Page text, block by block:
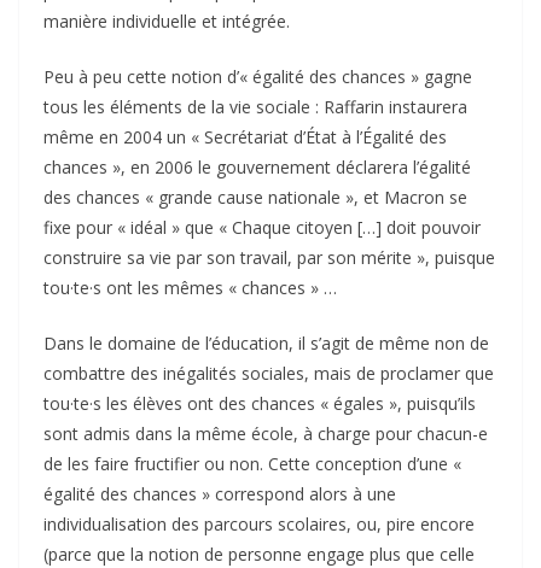
manière individuelle et intégrée.
Peu à peu cette notion d’« égalité des chances » gagne
tous les éléments de la vie sociale : Raffarin instaurera
même en 2004 un « Secrétariat d’État à l’Égalité des
chances », en 2006 le gouvernement déclarera l’égalité
des chances « grande cause nationale », et Macron se
fixe pour « idéal » que « Chaque citoyen […] doit pouvoir
construire sa vie par son travail, par son mérite », puisque
tou·te·s ont les mêmes « chances » …
Dans le domaine de l’éducation, il s’agit de même non de
combattre des inégalités sociales, mais de proclamer que
tou·te·s les élèves ont des chances « égales », puisqu’ils
sont admis dans la même école, à charge pour chacun-e
de les faire fructifier ou non. Cette conception d’une «
égalité des chances » correspond alors à une
individualisation des parcours scolaires, ou, pire encore
(parce que la notion de personne engage plus que celle